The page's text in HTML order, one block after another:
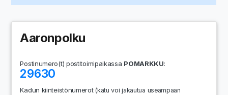
Aaronpolku
Postinumero(t) postitoimipaikassa POMARKKU:
29630
Kadun kiinteistönumerot(katu voi jakautua useampaan